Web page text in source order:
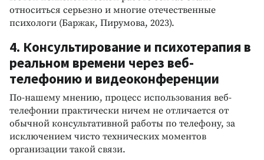
относиться серьезно и многие отечественные
психологи (Баржак, Пирумова, 2023).
4. Консультирование и психотерапия в
реальном времени через веб-
телефонию и видеоконференции
По-нашему мнению, процесс использования веб-
телефонии практически ничем не отличается от
обычной консультативной работы по телефону, за
исключением чисто технических моментов
организации такой связи.